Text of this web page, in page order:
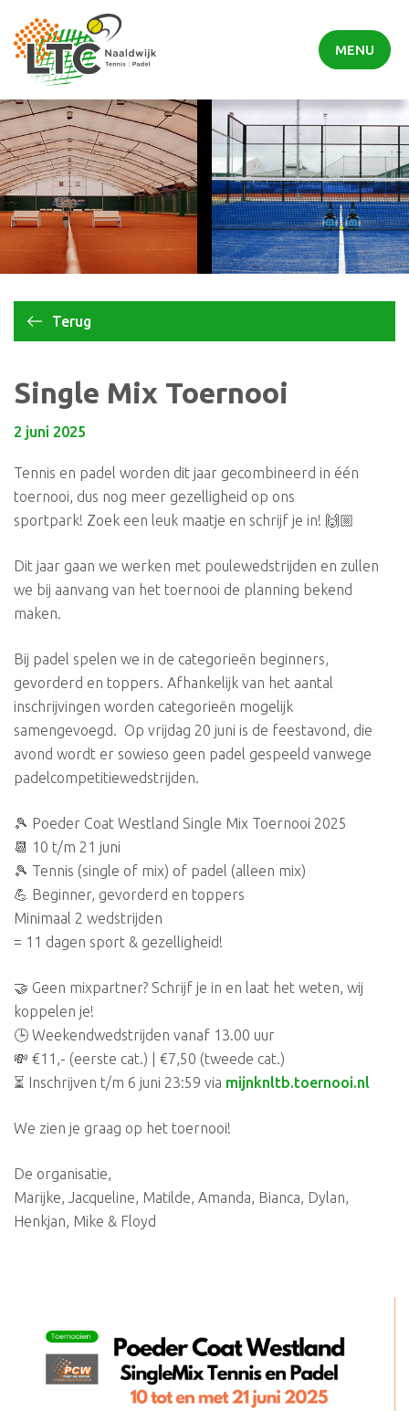
MENU
Terug
Single Mix Toernooi
2 juni 2025
Tennis en padel worden dit jaar gecombineerd in één
toernooi, dus nog meer gezelligheid op ons
sportpark! Zoek een leuk maatje en schrijf je in! 🙌🏼
Dit jaar gaan we werken met poulewedstrijden en zullen
we bij aanvang van het toernooi de planning bekend
maken.
Bij padel spelen we in de categorieën beginners,
gevorderd en toppers. Afhankelijk van het aantal
inschrijvingen worden categorieën mogelijk
samengevoegd. Op vrijdag 20 juni is de feestavond, die
avond wordt er sowieso geen padel gespeeld vanwege
padelcompetitiewedstrijden.
🎾 Poeder Coat Westland Single Mix Toernooi 2025
📆 10 t/m 21 juni
🎾 Tennis (single of mix) of padel (alleen mix)
💪 Beginner, gevorderd en toppers
Minimaal 2 wedstrijden
= 11 dagen sport & gezelligheid!
🤝 Geen mixpartner? Schrijf je in en laat het weten, wij
koppelen je!
🕒 Weekendwedstrijden vanaf 13.00 uur
💸 €11,- (eerste cat.) | €7,50 (tweede cat.)
⏳ Inschrijven t/m 6 juni 23:59 via mijnknltb.toernooi.nl
We zien je graag op het toernooi!
De organisatie,
Marijke, Jacqueline, Matilde, Amanda, Bianca, Dylan,
Henkjan, Mike & Floyd